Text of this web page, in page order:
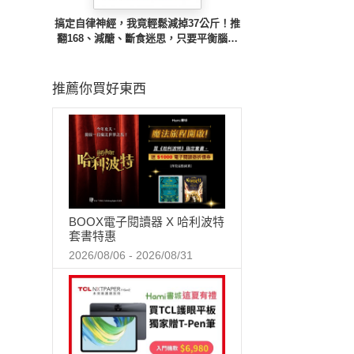
搞定自律神經，我竟輕鬆減掉37公斤！推
翻168、減醣、斷食迷思，只要平衡腦內
推薦你買好東西
BOOX電子閱讀器 X 哈利波特
套書特惠
2026/08/06 - 2026/08/31